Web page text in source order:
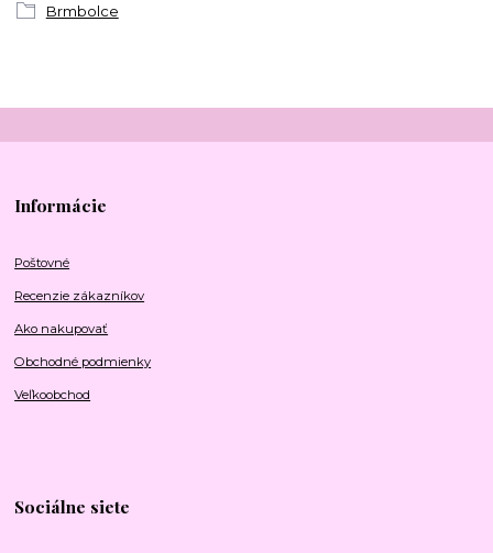
Brmbolce
Informácie
Poštovné
Recenzie zákazníkov
Ako nakupovať
Obchodné podmienky
Veľkoobchod
Sociálne siete